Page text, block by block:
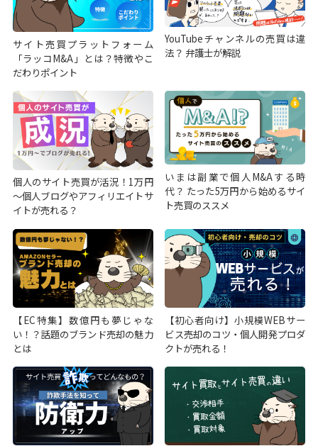
サイト売買プラットフォーム
「ラッコM&A」とは？特徴やこ
だわりポイント
YouTubeチャンネルの売買は違
法？ 弁護士が解説
個人のサイト売買が活況！1万円
～個人ブログやアフィリエイトサ
イトが売れる？
いまは副業で個人M&Aする時
代？ たった5万円から始めるサイ
ト売買のススメ
【EC特集】数億円も夢じゃな
い！？話題のブランド売却の魅力
とは
【初心者向け】小規模WEBサー
ビス売却のコツ・個人開発プロダ
クトが売れる！